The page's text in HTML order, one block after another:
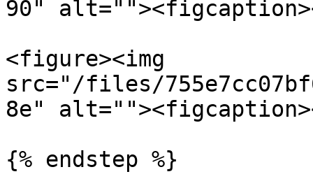
90"
<figure><img
src="/files/
8e"
{% endstep %}